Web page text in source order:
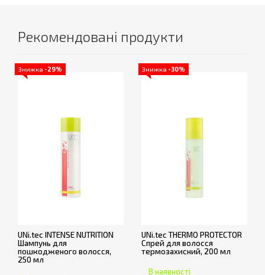
Рекомендовані продукти
Знижка -29%
UNi.tec INTENSE NUTRITION
Шампунь для
пошкодженого волосся,
250 мл
Знижка -30%
UNi.tec THERMO PROTECTOR
Спрей для волосся
термозахисний, 200 мл
В наявності